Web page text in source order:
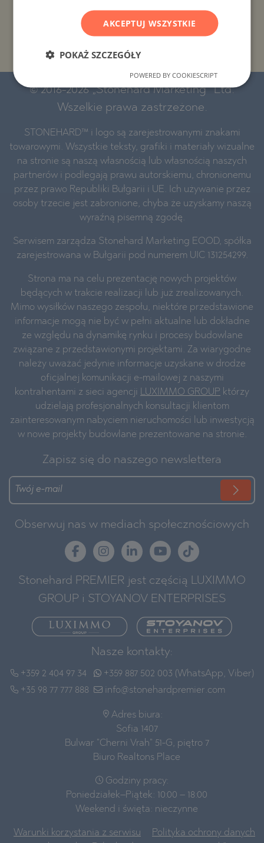
PROJEKTY I NIERUCHOMOŚCI WEDŁUG NAZWY
© 2016-2026 „Stonehard Marketing” Ltd.
Wszelkie prawa zastrzeżone.
STONEHARD™ i logo są zarejestrowanymi znakami
towarowymi. Wszystkie teksty, grafiki i materiały wizualne
na stronie są naszą własnością lub własnością naszych
partnerów i podlegają prawu autorskiemu, chronionemu
przez prawo Republiki Bułgarii i UE. Ich używanie przez
osoby trzecie jest zabronione, chyba że uzyskamy naszą
wyraźną pisemną zgodę.
Serwisem zarządza Stonehard Marketing EOOD, spółka
zarejestrowana w Bułgarii pod numerem UIC 131254299.
Strona ma na celu prezentację nowych projektów
będących w trakcie realizacji lub już zrealizowanych.
Mimo wysiłków naszego zespołu, niektóre przedstawione
informacje mogą nie być w pełni aktualne lub dokładne
ze względu na dynamikę rynku i procesy budowlane
związane z przedstawionymi projektami. Za wiarygodne
należy uważać jedynie informacje uzyskane w drodze
oficjalnej komunikacji e-mailowej z naszymi
kontrahentami z sieci agencji LUXIMMO GROUP którzy
udzielają profesjonalnych konsultacji klientom
zainteresowanym nabyciem nieruchomości lub inwestycją
w nowe projekty budowlane prezentowane na stronie.
Zapisz się do naszego newslettera
Obserwuj nas w mediach społecznościowych
Stonehard PREMIER jest częścią LUXIMMO
GROUP i STOYANOV ENTERPRISES
Nasze kontakty:
+359 2 404 97 34
+35 98 77 777 888
+359 887 502 003 (WhatsApp, Viber)
info@stonehardpremier.com
Adres biura:
Sofia 1407
Bulwar "Cherni Vrah" 51-G, piętro 7
Biuro Realtons Place
Godziny pracy:
Poniedziałek–Piątek: 10:00 – 18:00
Weekend i święta: nieczynne
Warunki korzystania z serwisu
Polityka ochrony danych
AKCEPTUJ WSZYSTKIE
POKAŻ SZCZEGÓŁY
POWERED BY COOKIESCRIPT